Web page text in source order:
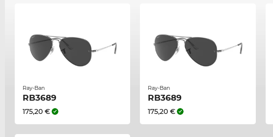
Ray-Ban
RB3689
175,20 €
Ray-Ban
RB3689
175,20 €